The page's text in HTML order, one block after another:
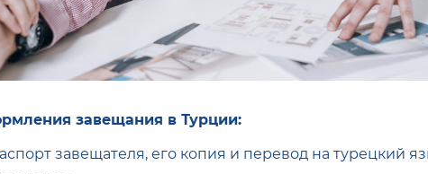
завещания в Турции:
завещателя, его копия и перевод на турецкий